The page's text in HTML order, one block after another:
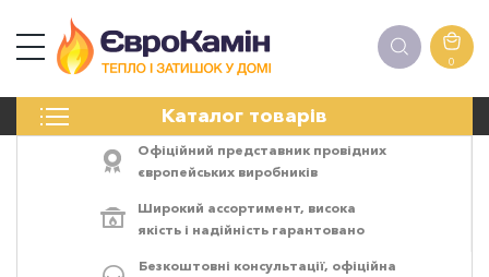
0
Каталог товарів
ПЕЧІ
ЕЛЕКТРОКАМІНИ
АКСЕСУАРИ
Офіційний представник провідних
європейських виробників
Широкий ассортимент, висока
якість і надійність гарантовано
Безкоштовні консультації, офіційна